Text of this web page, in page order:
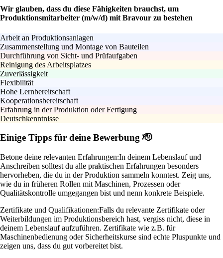
Wir glauben, dass du diese Fähigkeiten brauchst, um
Produktionsmitarbeiter (m/w/d) mit Bravour zu bestehen
Arbeit an Produktionsanlagen
Zusammenstellung und Montage von Bauteilen
Durchführung von Sicht- und Prüfaufgaben
Reinigung des Arbeitsplatzes
Zuverlässigkeit
Flexibilität
Hohe Lernbereitschaft
Kooperationsbereitschaft
Erfahrung in der Produktion oder Fertigung
Deutschkenntnisse
Einige Tipps für deine Bewerbung 🫡
Betone deine relevanten Erfahrungen:In deinem Lebenslauf und
Anschreiben solltest du alle praktischen Erfahrungen besonders
hervorheben, die du in der Produktion sammeln konntest. Zeig uns,
wie du in früheren Rollen mit Maschinen, Prozessen oder
Qualitätskontrolle umgegangen bist und nenn konkrete Beispiele.
Zertifikate und Qualifikationen:Falls du relevante Zertifikate oder
Weiterbildungen im Produktionsbereich hast, vergiss nicht, diese in
deinem Lebenslauf aufzuführen. Zertifikate wie z.B. für
Maschinenbedienung oder Sicherheitskurse sind echte Pluspunkte und
zeigen uns, dass du gut vorbereitet bist.